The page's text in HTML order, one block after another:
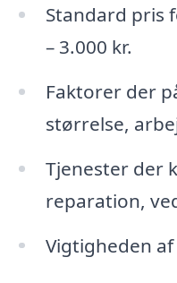
Standard pris
– 3.000 kr.
Faktorer der
størrelse,
Tjenester der
reparation,
Vigtigheden